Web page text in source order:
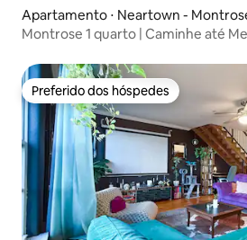
Apartamento ⋅ Neartown -
Montrose 1 quarto | Caminhe até
Preferido dos hóspedes
Preferido dos hóspedes